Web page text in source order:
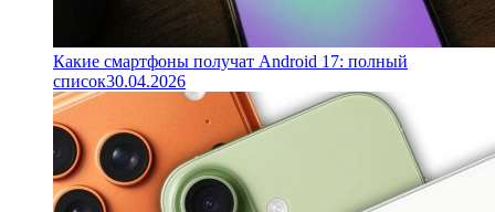
Какие смартфоны получат Android 17: полный
список30.04.2026